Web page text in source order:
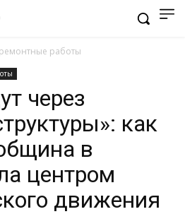
работы
через
как
в
центром
движения